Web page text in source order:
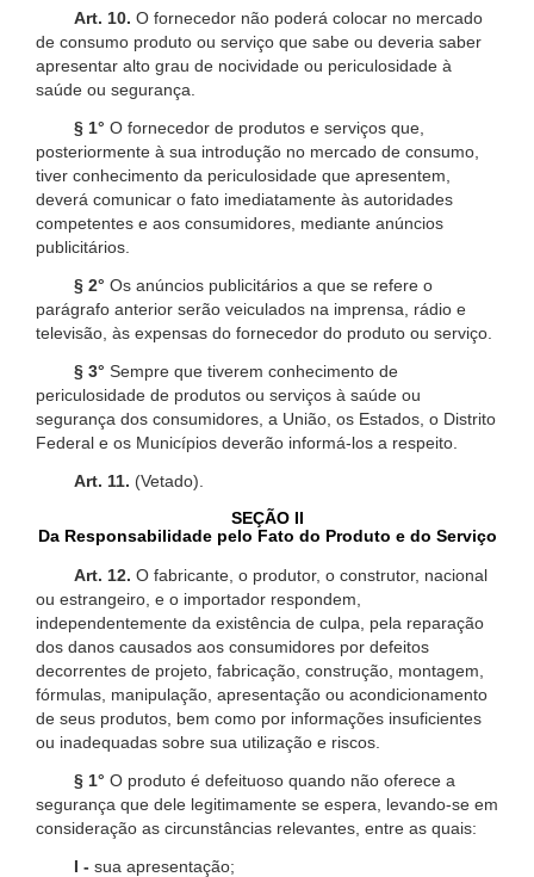
Art. 10. O fornecedor não poderá colocar no mercado
de consumo produto ou serviço que sabe ou deveria saber
apresentar alto grau de nocividade ou periculosidade à
saúde ou segurança.
§ 1° O fornecedor de produtos e serviços que,
posteriormente à sua introdução no mercado de consumo,
tiver conhecimento da periculosidade que apresentem,
deverá comunicar o fato imediatamente às autoridades
competentes e aos consumidores, mediante anúncios
publicitários.
§ 2° Os anúncios publicitários a que se refere o
parágrafo anterior serão veiculados na imprensa, rádio e
televisão, às expensas do fornecedor do produto ou serviço.
§ 3° Sempre que tiverem conhecimento de
periculosidade de produtos ou serviços à saúde ou
segurança dos consumidores, a União, os Estados, o Distrito
Federal e os Municípios deverão informá-los a respeito.
Art. 11. (Vetado).
SEÇÃO II
Da Responsabilidade pelo Fato do Produto e do Serviço
Art. 12. O fabricante, o produtor, o construtor, nacional
ou estrangeiro, e o importador respondem,
independentemente da existência de culpa, pela reparação
dos danos causados aos consumidores por defeitos
decorrentes de projeto, fabricação, construção, montagem,
fórmulas, manipulação, apresentação ou acondicionamento
de seus produtos, bem como por informações insuficientes
ou inadequadas sobre sua utilização e riscos.
§ 1° O produto é defeituoso quando não oferece a
segurança que dele legitimamente se espera, levando-se em
consideração as circunstâncias relevantes, entre as quais:
I - sua apresentação;